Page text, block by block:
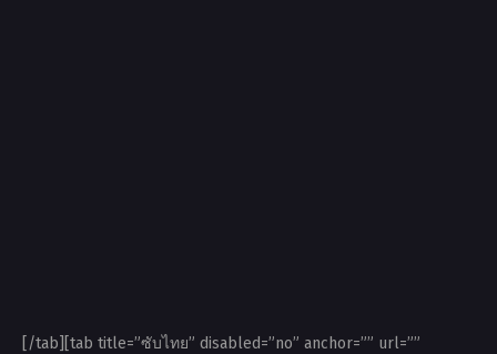
[/tab][tab title=”ซับไทย” disabled=”no” anchor=”” url=””